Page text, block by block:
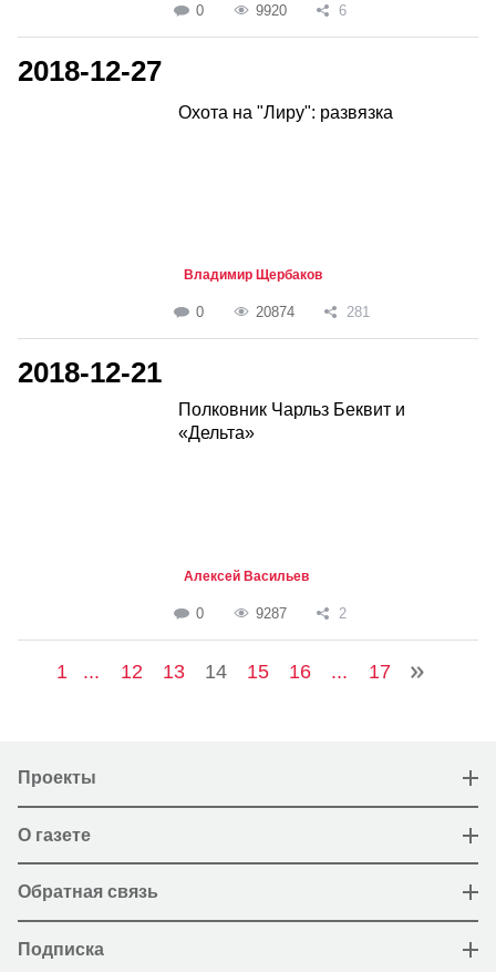
0 9920 6
2018-12-27
Охота на "Лиру": развязка
Владимир Щербаков
0 20874 281
2018-12-21
Полковник Чарльз Беквит и
«Дельта»
Алексей Васильев
0 9287 2
1 ... 12 13 14 15 16 ... 17
Проекты
О газете
Обратная связь
Подписка